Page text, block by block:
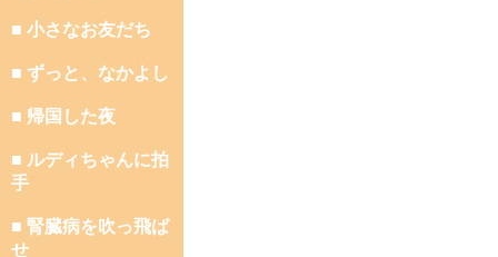
■ 小さなお友だち
■ ずっと、なかよし
■ 帰国した夜
■ ルディちゃんに拍
手
■ 腎臓病を吹っ飛ば
せ